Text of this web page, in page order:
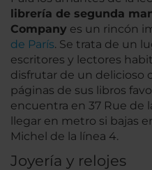
librería de segunda
Company es un rincón
de París. Se trata de un
escritores y lectores
disfrutar de un delicioso
páginas de sus libros
encuentra en 37 Rue de
llegar en metro si bajas
Michel de la línea 4.
Joyería y relojes